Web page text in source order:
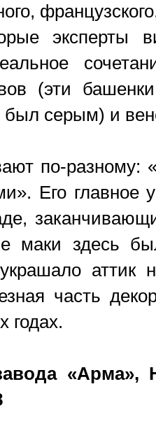
эксперты
(эти
был серым) и
по-
Его
маки здесь
аттик
часть
годах.